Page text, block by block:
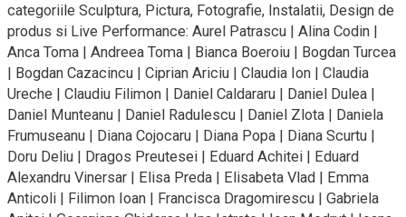
categoriile Sculptura, Pictura, Fotografie, Instalatii, Design de
produs si Live Performance: Aurel Patrascu | Alina Codin |
Anca Toma | Andreea Toma | Bianca Boeroiu | Bogdan Turcea
| Bogdan Cazacincu | Ciprian Ariciu | Claudia Ion | Claudia
Ureche | Claudiu Filimon | Daniel Caldararu | Daniel Dulea |
Daniel Munteanu | Daniel Radulescu | Daniel Zlota | Daniela
Frumuseanu | Diana Cojocaru | Diana Popa | Diana Scurtu |
Doru Deliu | Dragos Preutesei | Eduard Achitei | Eduard
Alexandru Vinersar | Elisa Preda | Elisabeta Vlad | Emma
Anticoli | Filimon Ioan | Francisca Dragomirescu | Gabriela